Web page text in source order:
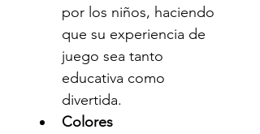
por los niños, haciendo
que su experiencia de
juego sea tanto
educativa como
divertida.
Colores